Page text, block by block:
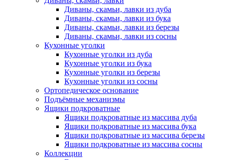
Диваны, скамьи, лавки из дуба
Диваны, скамьи, лавки из бука
Диваны, скамьи, лавки из березы
Диваны, скамьи, лавки из сосны
Кухонные уголки
Кухонные уголки из дуба
Кухонные уголки из бука
Кухонные уголки из березы
Кухонные уголки из сосны
Ортопедическое основание
Подъёмные механизмы
Ящики подкроватные
Ящики подкроватные из массива дуба
Ящики подкроватные из массива бука
Ящики подкроватные из массива березы
Ящики подкроватные из массива сосны
Коллекции